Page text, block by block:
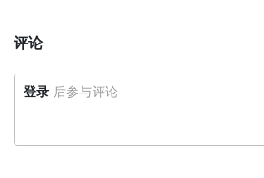
评论
登录 后参与评论